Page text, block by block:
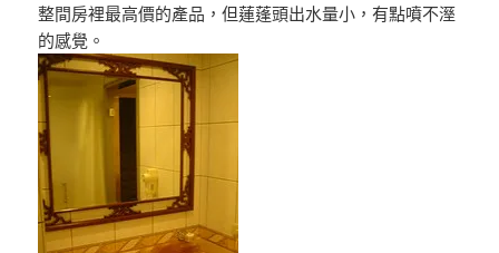
整間房裡最高價的產品，但蓮蓬頭出水量小，有點噴不溼
的感覺。